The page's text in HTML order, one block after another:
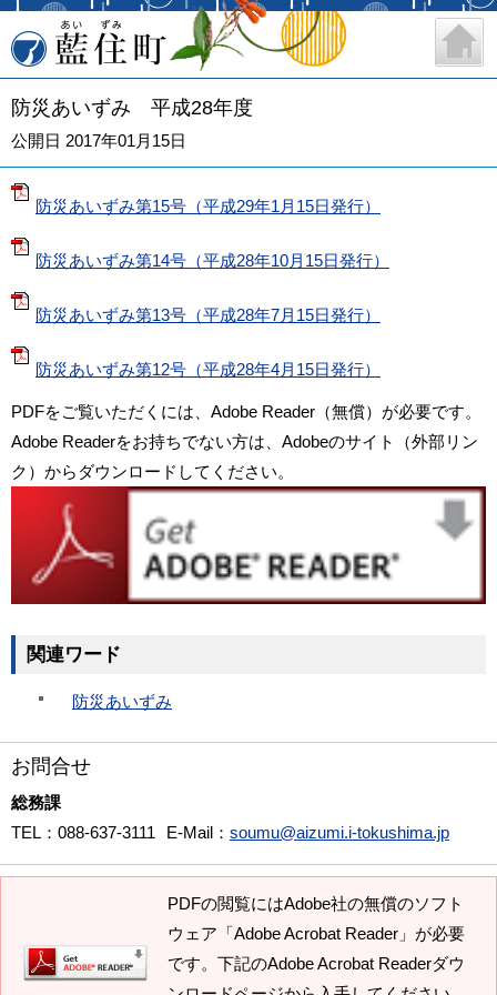
藍住町
防災あいずみ 平成28年度
公開日 2017年01月15日
防災あいずみ第15号（平成29年1月15日発行）
防災あいずみ第14号（平成28年10月15日発行）
防災あいずみ第13号（平成28年7月15日発行）
防災あいずみ第12号（平成28年4月15日発行）
PDFをご覧いただくには、Adobe Reader（無償）が必要です。
Adobe Readerをお持ちでない方は、Adobeのサイト（外部リン
ク）からダウンロードしてください。
関連ワード
防災あいずみ
お問合せ
総務課
TEL ：088-637-3111 E-Mail ： soumu@aizumi.i-tokushima.jp
PDFの閲覧にはAdobe社の無償のソフト
ウェア「Adobe Acrobat Reader」が必要
です。下記のAdobe Acrobat Readerダウ